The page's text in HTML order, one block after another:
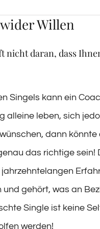
Willen
nicht daran, dass
Singels kann ein
alleine leben, sich
dann
das richtige sein!
und gehört, was an
Single ist keine
werden!